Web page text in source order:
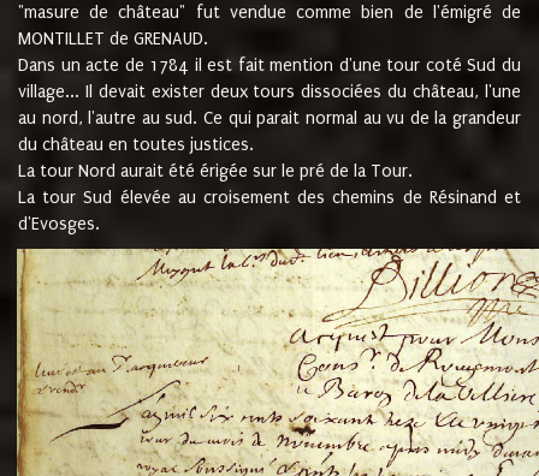
"masure de château" fut vendue comme bien de l'émigré de
MONTILLET de GRENAUD.
Dans un acte de 1784 il est fait mention d'une tour coté Sud du
village... Il devait exister deux tours dissociées du château, l'une
au nord, l'autre au sud. Ce qui parait normal au vu de la grandeur
du château en toutes justices.
La tour Nord aurait été érigée sur le pré de la Tour.
La tour Sud élevée au croisement des chemins de Résinand et
d'Evosges.